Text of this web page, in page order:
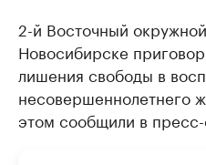
2-й Восточный
Новосибирске
лишения свободы в
несовершеннолетнего
этом сообщили в пресс-